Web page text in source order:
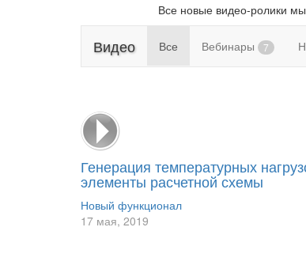
Все новые видео-ролики
Видео Все Вебинары 7
Генерация температурных
элементы расчетной схемы
Новый функционал
17 мая, 2019